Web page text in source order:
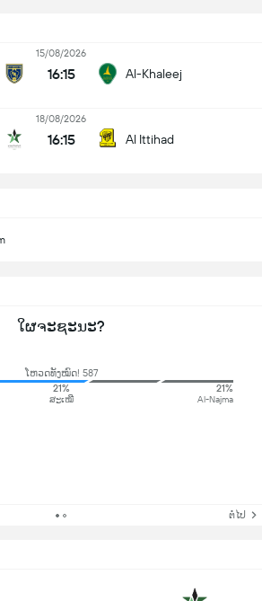
15/08/2026
16:15 Al-Khaleej
18/08/2026
16:15 Al Ittihad
ໃຜຈະຊະນະ?
ໂຫວດທັງໝົດ! 587
21%
ສະເໝີ
21%
Al-Najma
ຕໍ່ໄປ